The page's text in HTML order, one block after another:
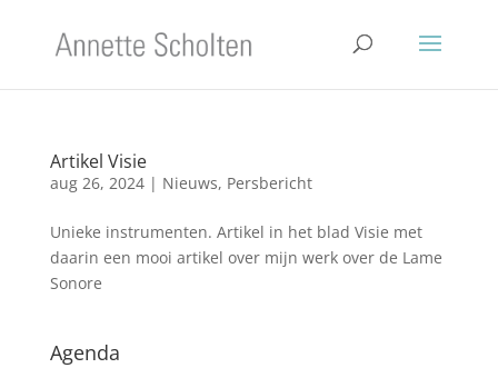
Artikel Visie
aug 26, 2024| Nieuws, Persbericht
Unieke instrumenten. Artikel in het blad Visie met
daarin een mooi artikel over mijn werk over de Lame
Sonore
Agenda